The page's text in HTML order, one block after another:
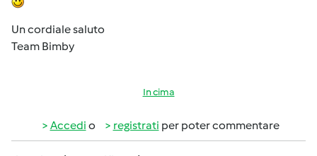
Un cordiale saluto
Team Bimby
In cima
Accedi o registrati per poter commentare